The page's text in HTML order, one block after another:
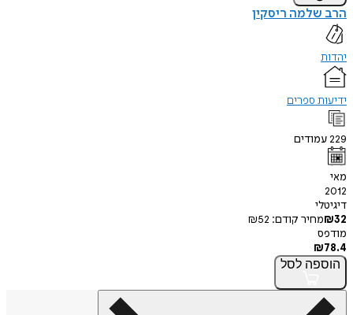
הרב שלמה ריסקין
יהדות
ידיעות ספרים
229עמודים
מאי
2012
דיגיטלי
₪32 מחיר קודם: ₪52
מודפס
₪78.4
הוספה לסל